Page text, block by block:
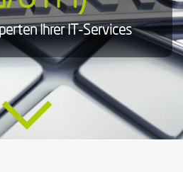
Ihrer IT-Services